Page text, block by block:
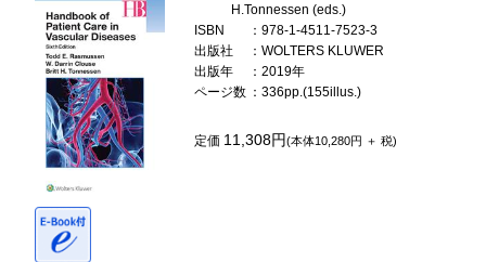
H.Tonnessen (eds.)
ISBN
：978-1-4511-7523-3
出版社
：WOLTERS KLUWER
出版年
：2019年
ページ数 ：336pp.(155illus.)
定価 11,308円(本体10,280円 ＋ 税)